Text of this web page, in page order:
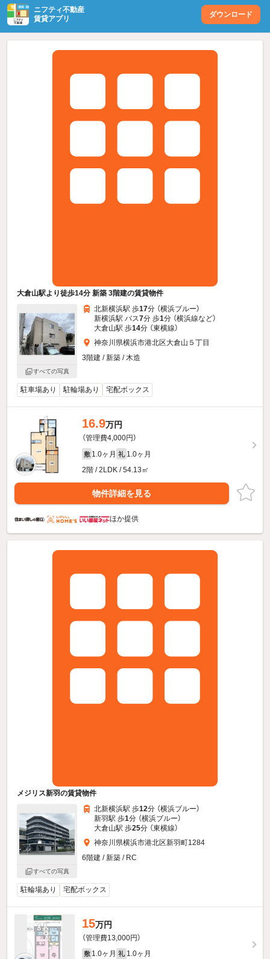
ニフティ不動産
賃貸アプリ
ダウンロード
大倉山駅より徒歩14分 新築 3階建の賃貸物件
すべての写真
北新横浜駅 歩17分 （横浜ブルー）
新横浜駅 バス7分 歩1分 （横浜線など）
大倉山駅 歩14分 （東横線）
神奈川県横浜市港北区大倉山５丁目
3階建 / 新築 / 木造
駐車場あり 駐輪場あり 宅配ボックス
16.9万円
（管理費4,000円）
敷 1.0ヶ月 礼 1.0ヶ月
2階 / 2LDK / 54.13㎡
物件詳細を見る
ほか提供
メジリス新羽の賃貸物件
すべての写真
北新横浜駅 歩12分 （横浜ブルー）
新羽駅 歩1分 （横浜ブルー）
大倉山駅 歩25分 （東横線）
神奈川県横浜市港北区新羽町1284
6階建 / 新築 / RC
駐輪場あり 宅配ボックス
15万円
（管理費13,000円）
敷 1.0ヶ月 礼 1.0ヶ月